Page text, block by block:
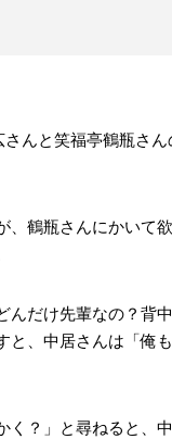
んと笑福亭鶴瓶さ
、鶴瓶さんにかいて
んだけ先輩なの？背
と、中居さんは「俺
く？」と尋ねると、